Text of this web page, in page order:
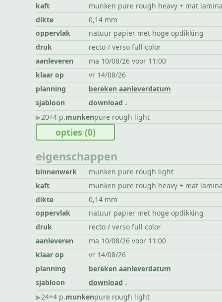
kaft
munken pure rough heavy + mat
dikte
0,14 mm
oppervlak
natuur papier met hoge opdikking
druk
recto / verso full color
aanleveren
ma 10/08/26 voor 11:00
klaar op
vr 14/08/26
planning
bereken aanleverdatum
sjabloon
download
▶︎20+4 p.munkenpure rough light
eigenschappen
binnenwerk
munken pure rough light
kaft
munken pure rough heavy + mat
dikte
0,14 mm
oppervlak
natuur papier met hoge opdikking
druk
recto / verso full color
aanleveren
ma 10/08/26 voor 11:00
klaar op
vr 14/08/26
planning
bereken aanleverdatum
sjabloon
download
opties (0)
▶︎24+4 p.munkenpure rough light